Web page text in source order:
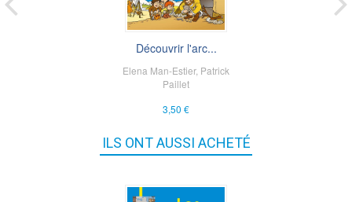
Découvrir l'arc...
Elena Man-Estier, Patrick
Paillet
3,50 €
ILS ONT AUSSI ACHETÉ